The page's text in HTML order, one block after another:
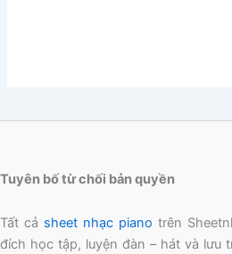
Tuyên bố từ chối bản quyền
Tất cả sheet nhạc piano trên
đích học tập, luyện đàn – hát và lưu